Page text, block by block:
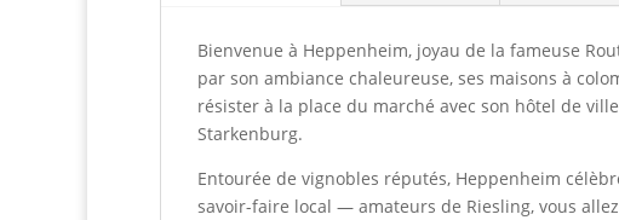
Bienvenue à Heppenheim, joyau de la fameuse
par son ambiance chaleureuse, ses maisons à
résister à la place du marché avec son hôtel de
Starkenburg.
Entourée de vignobles réputés, Heppenheim
savoir-faire local — amateurs de Riesling, vous